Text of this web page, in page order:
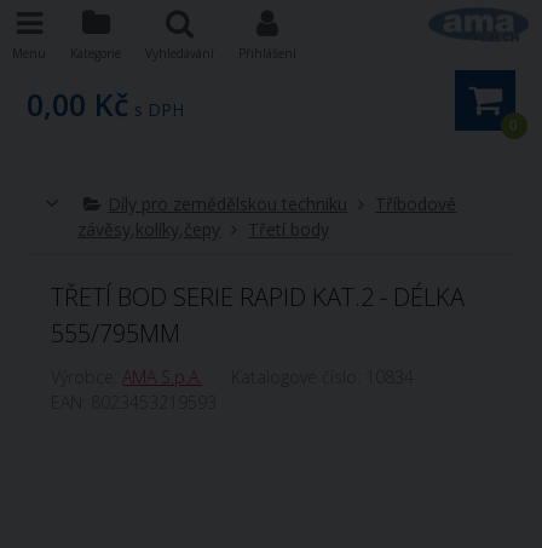
0
0,00 Kč s DPH
Díly pro zemědělskou techniku
Tříbodové
závěsy,kolíky,čepy
Třetí body
TŘETÍ BOD SERIE RAPID KAT.2 - DÉLKA
555/795MM
Výrobce:AMA S.p.A.
Menu Kategorie Vyhledávání Přihlášení